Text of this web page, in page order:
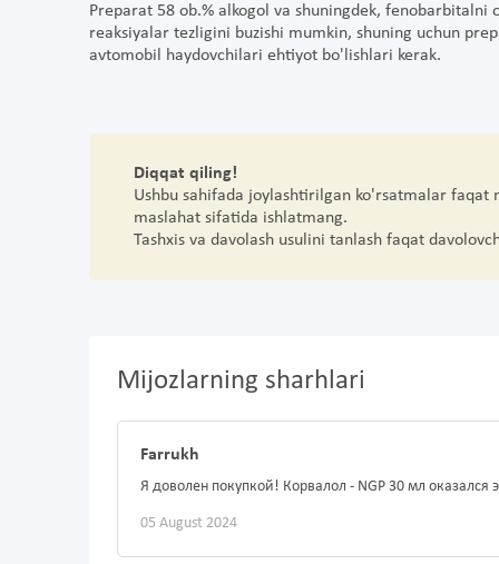
Preparat 58 ob.% alkogol va shuningdek,
reaksiyalar tezligini buzishi mumkin, shuning uchun
avtomobil haydovchilari ehtiyot bo'lishlari kerak.
Diqqat qiling!
Ushbu sahifada joylashtirilgan ko'rsatmalar
maslahat sifatida ishlatmang.
Tashxis va davolash usulini tanlash faqat
Mijozlarning sharhlari
Farrukh
Я доволен покупкой! Корвалол - NGP 30 мл
05 August 2024